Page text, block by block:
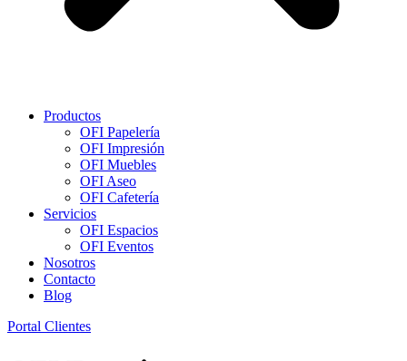
Productos
OFI Papelería
OFI Impresión
OFI Muebles
OFI Aseo
OFI Cafetería
Servicios
OFI Espacios
OFI Eventos
Nosotros
Contacto
Blog
Portal Clientes